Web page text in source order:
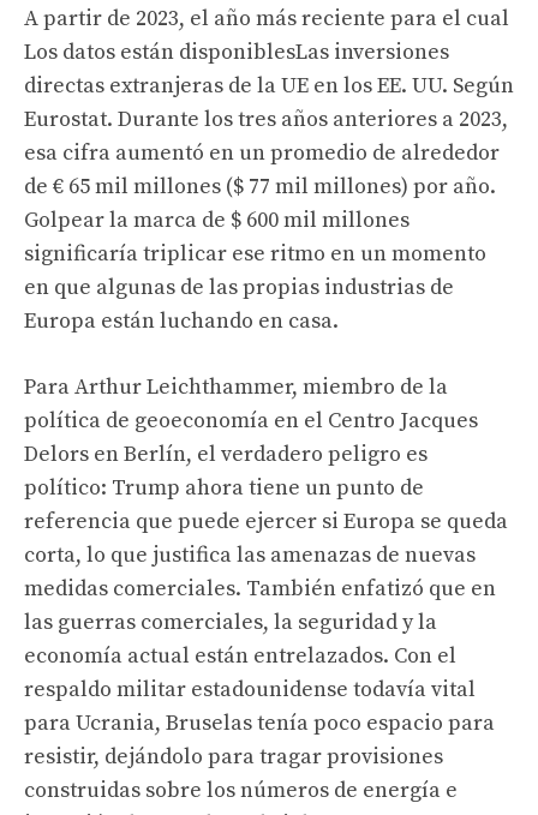
A partir de 2023, el año más reciente para el cual
Los datos están disponiblesLas inversiones
directas extranjeras de la UE en los EE. UU. Según
Eurostat. Durante los tres años anteriores a 2023,
esa cifra aumentó en un promedio de alrededor
de € 65 mil millones ($ 77 mil millones) por año.
Golpear la marca de $ 600 mil millones
significaría triplicar ese ritmo en un momento
en que algunas de las propias industrias de
Europa están luchando en casa.
Para Arthur Leichthammer, miembro de la
política de geoeconomía en el Centro Jacques
Delors en Berlín, el verdadero peligro es
político: Trump ahora tiene un punto de
referencia que puede ejercer si Europa se queda
corta, lo que justifica las amenazas de nuevas
medidas comerciales. También enfatizó que en
las guerras comerciales, la seguridad y la
economía actual están entrelazados. Con el
respaldo militar estadounidense todavía vital
para Ucrania, Bruselas tenía poco espacio para
resistir, dejándolo para tragar provisiones
construidas sobre los números de energía e